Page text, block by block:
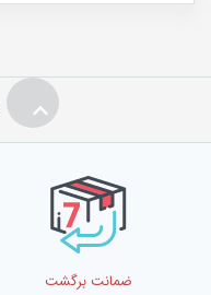
ضمانت برگشت